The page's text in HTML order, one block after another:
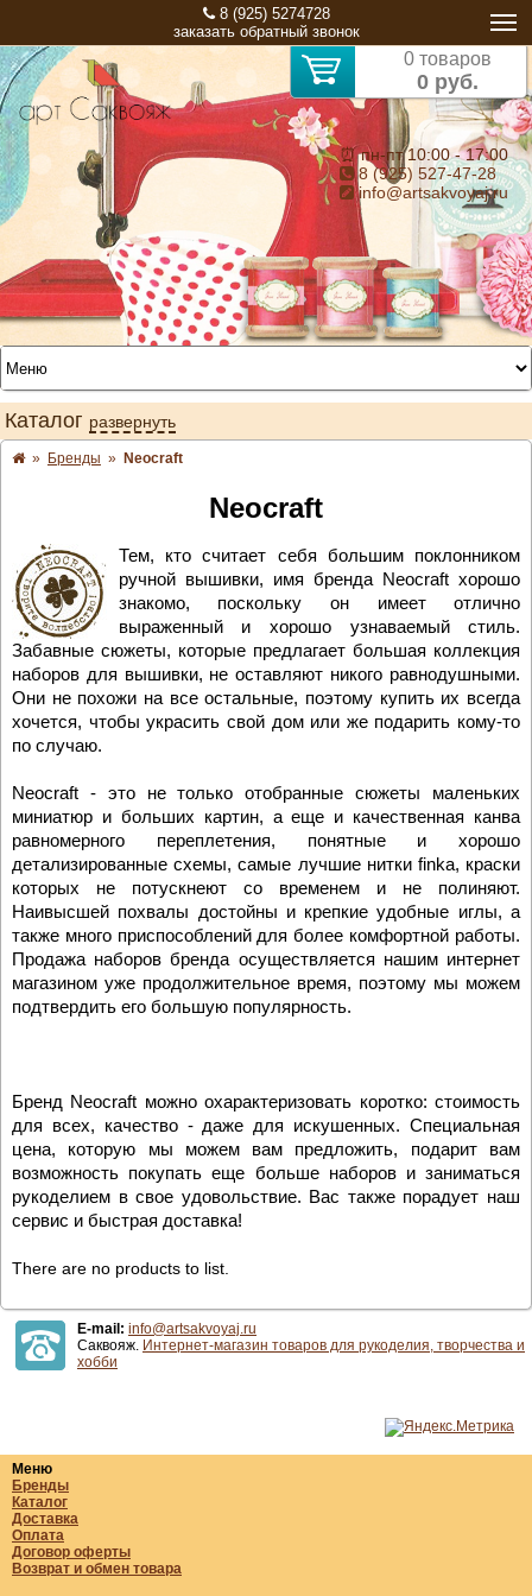
8 (925) 5274728
заказать обратный звонок
0 товаров
0 руб.
⏰ пн-пт 10:00 - 17:00
8 (925) 527-47-28
info@artsakvoyaj.ru
Каталог развернуть
» Бренды » Neocraft
Neocraft
Тем, кто считает себя большим поклонником
ручной вышивки, имя бренда Neocraft хорошо
знакомо, поскольку он имеет отлично
выраженный и хорошо узнаваемый стиль.
Забавные сюжеты, которые предлагает большая коллекция
наборов для вышивки, не оставляют никого равнодушными.
Они не похожи на все остальные, поэтому купить их всегда
хочется, чтобы украсить свой дом или же подарить кому-то
по случаю.
Neocraft- это не только отобранные сюжеты маленьких
миниатюр и больших картин, а еще и качественная канва
равномерного переплетения, понятные и хорошо
детализированные схемы, самые лучшие нитки finka, краски
которых не потускнеют со временем и не полиняют.
Наивысшей похвалы достойны и крепкие удобные иглы, а
также много приспособлений для более комфортной работы.
Продажа наборов бренда осуществляется нашим интернет
магазином уже продолжительное время, поэтому мы можем
подтвердить его большую популярность.
Бренд Neocraft можно охарактеризовать коротко: стоимость
для всех, качество - даже для искушенных. Специальная
цена, которую мы можем вам предложить, подарит вам
возможность покупать еще больше наборов и заниматься
рукоделием в свое удовольствие. Вас также порадует наш
сервис и быстрая доставка!
There are no products to list.
E-mail: info@artsakvoyaj.ru
Саквояж. Интернет-магазин товаров для рукоделия, творчества и
хобби
Меню
Бренды
Каталог
Доставка
Оплата
Договор оферты
Возврат и обмен товара